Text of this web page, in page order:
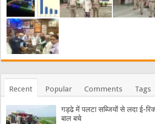
Recent Popular Comments Tags
गड्ढे में पलटा सब्जियों से लदा ई-
बाल बचे